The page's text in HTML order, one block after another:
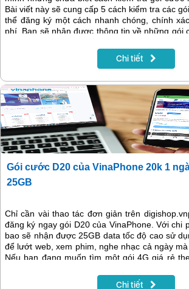
Bài viết này sẽ cung cấp 5 cách kiểm tra các
thể đăng ký một cách nhanh chóng, chính
phí. Bạn sẽ nhận được thông tin về những gói
Chi tiết
Gói cước D20 của VinaPhone 20k 1
25GB
Chỉ cần vài thao tác đơn giản trên
đăng ký ngay gói D20 của VinaPhone. Với chi
bao sẽ nhận được 25GB data tốc độ cao sử
để lướt web, xem phim, nghe nhạc cả ngày mà
Nếu bạn đang muốn tìm một gói 4G giá rẻ
Chi tiết